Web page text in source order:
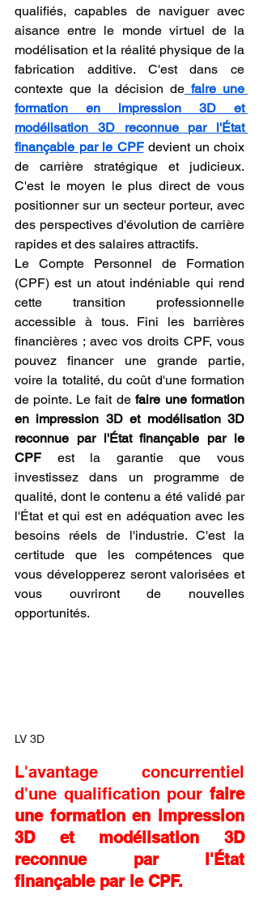
qualifiés, capables de naviguer avec
aisance entre le monde virtuel de la
modélisation et la réalité physique de la
fabrication additive. C'est dans ce
contexte que la décision de faire une
formation en impression 3D et
modélisation 3D reconnue par l'État
finançable par le CPF devient un choix
de carrière stratégique et judicieux.
C'est le moyen le plus direct de vous
positionner sur un secteur porteur, avec
des perspectives d'évolution de carrière
rapides et des salaires attractifs.
Le Compte Personnel de Formation
(CPF) est un atout indéniable qui rend
cette transition professionnelle
accessible à tous. Fini les barrières
financières ; avec vos droits CPF, vous
pouvez financer une grande partie,
voire la totalité, du coût d'une formation
de pointe. Le fait de faire une formation
en impression 3D et modélisation 3D
reconnue par l'État finançable par le
CPF est la garantie que vous
investissez dans un programme de
qualité, dont le contenu a été validé par
l'État et qui est en adéquation avec les
besoins réels de l'industrie. C'est la
certitude que les compétences que
vous développerez seront valorisées et
vous ouvriront de nouvelles
opportunités.
LV 3D
L'avantage concurrentiel
d'une qualification pour faire
une formation en impression
3D et modélisation 3D
reconnue par l'État
finançable par le CPF.